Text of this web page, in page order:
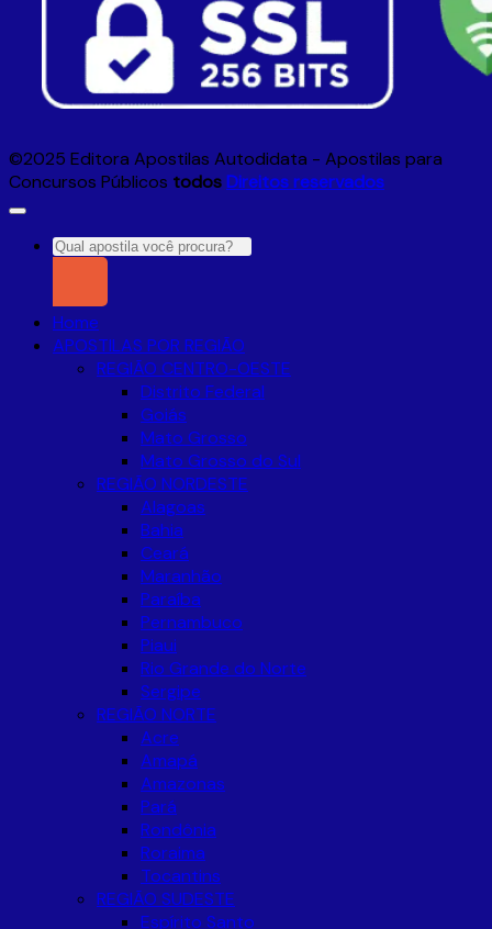
©2025 Editora Apostilas Autodidata - Apostilas para
Concursos Públicos todosDireitos reservados
Pesquisar
Home
APOSTILAS POR REGIÃO
REGIÃO CENTRO-OESTE
Distrito Federal
Goiás
Mato Grosso
Mato Grosso do Sul
REGIÃO NORDESTE
Alagoas
Bahia
Ceará
Maranhão
Paraíba
Pernambuco
Piaui
Rio Grande do Norte
Sergipe
REGIÃO NORTE
Acre
Amapá
Amazonas
Pará
Rondônia
Roraima
Tocantins
REGIÃO SUDESTE
Espírito Santo